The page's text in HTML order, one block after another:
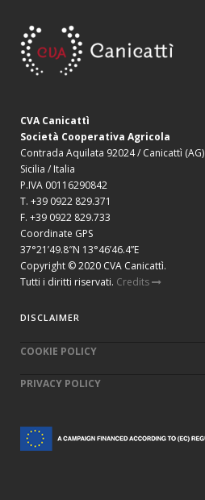
CVA Canicattì
Società Cooperativa Agricola
Contrada Aquilata 92024 / Canicattì (AG)
Sicilia / Italia
P.IVA 00116290842
T. +39 0922 829.371
F. +39 0922 829.733
Coordinate GPS
37°21’49.8″N 13°46’46.4”E
Copyright © 2020 CVA Canicattì.
Tutti i diritti riservati. Credits
DISCLAIMER
COOKIE POLICY
PRIVACY POLICY